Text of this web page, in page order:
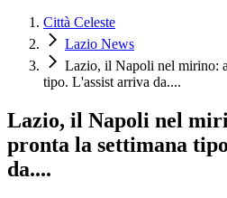
Città Celeste
Lazio News
Lazio, il Napoli nel mirino:
tipo. L'assist arriva da....
Lazio, il Napoli nel
pronta la settimana
da....